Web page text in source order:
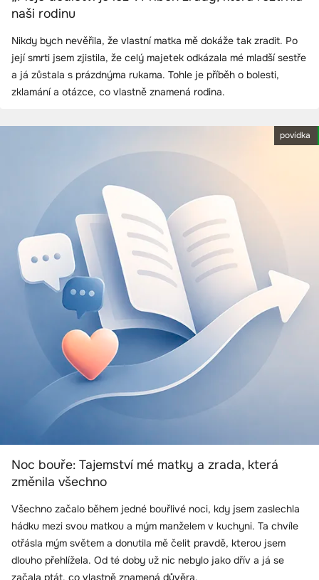
naši rodinu
Nikdy bych nevěřila, že vlastní matka mě dokáže tak zradit. Po
její smrti jsem zjistila, že celý majetek odkázala mé mladší sestře
a já zůstala s prázdnýma rukama. Tohle je příběh o bolesti,
zklamání a otázce, co vlastně znamená rodina.
povídka
Noc bouře: Tajemství mé matky a zrada, která
změnila všechno
Všechno začalo během jedné bouřlivé noci, kdy jsem zaslechla
hádku mezi svou matkou a mým manželem v kuchyni. Ta chvíle
otřásla mým světem a donutila mě čelit pravdě, kterou jsem
dlouho přehlížela. Od té doby už nic nebylo jako dřív a já se